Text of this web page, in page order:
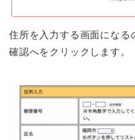
住所を入力する画面になる
確認へをクリックします。